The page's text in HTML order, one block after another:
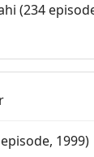
(234
1999)